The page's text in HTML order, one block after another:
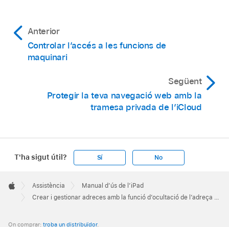
Anterior
Controlar l’accés a les funcions de
maquinari
Següent
Protegir la teva navegació web amb la
tramesa privada de l’iCloud
T'ha sigut útil? Sí No
Footer

Apple
Assistència
Manual d’ús de l’iPad
Crear i gestionar adreces amb la funció d’ocultació de l’adreça electrònica a la configuració de l’iPad
On comprar: troba un distribuïdor.